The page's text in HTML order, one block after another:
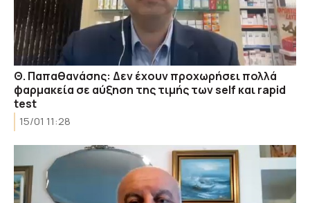
Θ. Παπαθανάσης: Δεν έχουν προχωρήσει πολλά
φαρμακεία σε αύξηση της τιμής των self και rapid
test
15/01 11:28